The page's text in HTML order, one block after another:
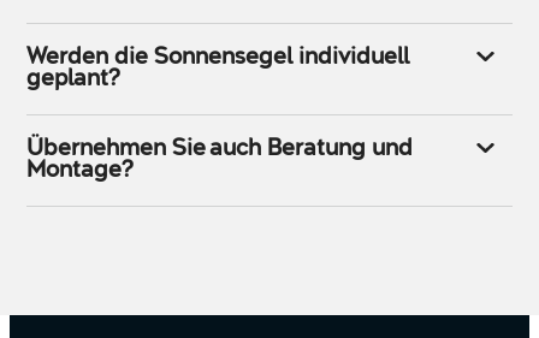
Werden die Sonnensegel individuell
geplant?
Übernehmen Sie auch Beratung und
Montage?